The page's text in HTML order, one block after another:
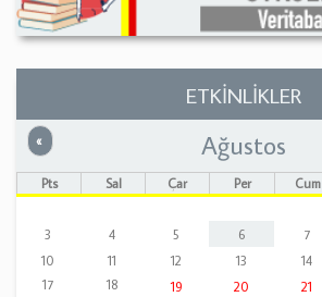
ETKİNLİKLER
« Önceki Ağustos
Pts Sal Çar Per Cum
3
4 5 6 7
10
11 12 13 14
17
18 19 20 21